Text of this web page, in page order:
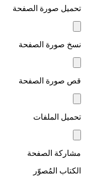
تحميل صورة الصفحة
نسخ صورة الصفحة
قص صورة الصفحة
تحميل الملفات
مشاركة الصفحة
الكتاب المُصوّر